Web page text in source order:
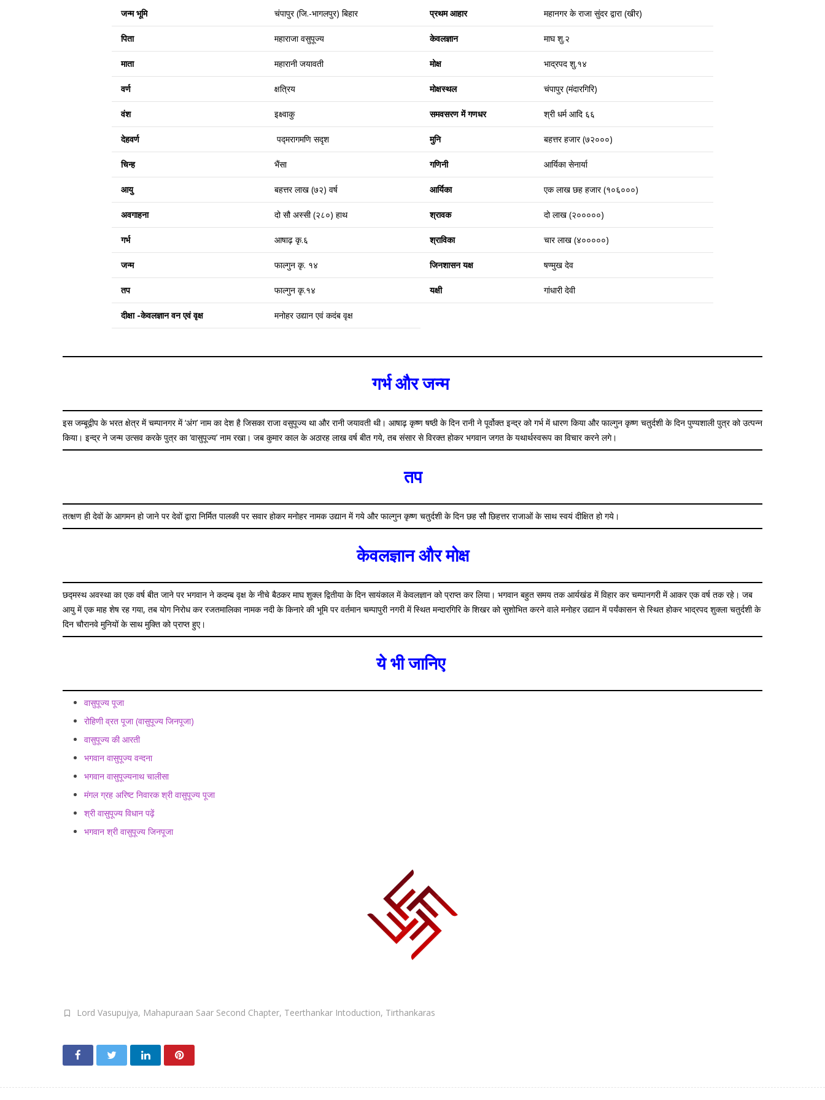
जन्म भूमि चंपापुर (जि.-भागलपुर) बिहार प्रथम आहार महानगर के राजा सुंदर द्वारा (खीर)
पिता महाराजा वसुपूज्य केवलज्ञान माघ शु.२
माता महारानी जयावती मोक्ष भाद्रपद शु.१४
वर्ण क्षत्रिय मोक्षस्थल चंपापुर (मंदारगिरि)
वंश इक्ष्वाकु समवसरण में गणधर श्री धर्म आदि ६६
देहवर्ण पद्मरागमणि सदृश मुनि बहत्तर हजार (७२०००)
चिन्ह भैंसा गणिनी आर्यिका सेनार्या
आयु बहत्तर लाख (७२) वर्ष आर्यिका एक लाख छह हजार (१०६०००)
अवगाहना दो सौ अस्सी (२८०) हाथ श्रावक दो लाख (२०००००)
गर्भ आषाढ़ कृ.६ श्राविका चार लाख (४०००००)
जन्म फाल्गुन कृ. १४ जिनशासन यक्ष षण्मुख देव
तप फाल्गुन कृ.१४ यक्षी गांधारी देवी
दीक्षा -केवलज्ञान वन एवं वृक्ष मनोहर उद्यान एवं कदंब वृक्ष
गर्भ और जन्म
इस जम्बूद्वीप के भरत क्षेत्र में चम्पानगर में ‘अंग’ नाम का देश है जिसका राजा वसुपूज्य था और रानी जयावती थी। आषाढ़ कृष्ण षष्ठी के दिन रानी ने पूर्वोक्त इन्द्र को गर्भ में धारण किया और फाल्गुन कृष्ण चतुर्दशी के दिन पुण्यशाली पुत्र को उत्पन्न
किया। इन्द्र ने जन्म उत्सव करके पुत्र का ‘वासुपूज्य’ नाम रखा। जब कुमार काल के अठारह लाख वर्ष बीत गये, तब संसार से विरक्त होकर भगवान जगत के यथार्थस्वरूप का विचार करने लगे।
तप
तत्क्षण ही देवों के आगमन हो जाने पर देवों द्वारा निर्मित पालकी पर सवार होकर मनोहर नामक उद्यान में गये और फाल्गुन कृष्ण चतुर्दशी के दिन छह सौ छिहत्तर राजाओं के साथ स्वयं दीक्षित हो गये।
केवलज्ञान और मोक्ष
छद्मस्थ अवस्था का एक वर्ष बीत जाने पर भगवान ने कदम्ब वृक्ष के नीचे बैठकर माघ शुक्ल द्वितीया के दिन सायंकाल में केवलज्ञान को प्राप्त कर लिया। भगवान बहुत समय तक आर्यखंड में विहार कर चम्पानगरी में आकर एक वर्ष तक रहे। जब
आयु में एक माह शेष रह गया, तब योग निरोध कर रजतमालिका नामक नदी के किनारे की भूमि पर वर्तमान चम्पापुरी नगरी में स्थित मन्दारगिरि के शिखर को सुशोभित करने वाले मनोहर उद्यान में पर्यंकासन से स्थित होकर भाद्रपद शुक्ला चतुर्दशी के
दिन चौरानवे मुनियों के साथ मुक्ति को प्राप्त हुए।
ये भी जानिए
वासुपूज्य पूजा
रोहिणी व्रत पूजा (वासुपूज्य जिनपूजा)
वासुपूज्य की आरती
भगवान वासुपूज्य वन्दना
भगवान वासुपूज्यनाथ चालीसा
मंगल ग्रह अरिष्ट निवारक श्री वासुपूज्य पूजा
श्री वासुपूज्य विधान पढ़ें
भगवान श्री वासुपूज्य जिनपूजा
Lord Vasupujya, Mahapuraan Saar Second Chapter, Teerthankar Intoduction, Tirthankaras